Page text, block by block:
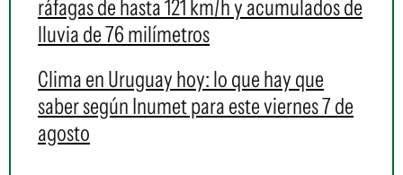
ráfagas de hasta 121 km/h y acumulados de
lluvia de 76 milímetros
Clima en Uruguay hoy: lo que hay que
saber según Inumet para este viernes 7 de
agosto